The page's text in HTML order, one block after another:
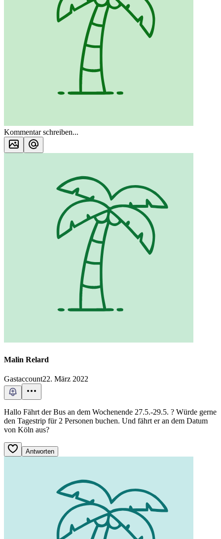
Kommentar schreiben...
Malin Relard
Gastaccount22. März 2022
Hallo Fährt der Bus an dem Wochenende 27.5.-29.5. ? Würde gerne
den Tagestrip für 2 Personen buchen. Und fährt er an dem Datum
von Köln aus?
Antworten